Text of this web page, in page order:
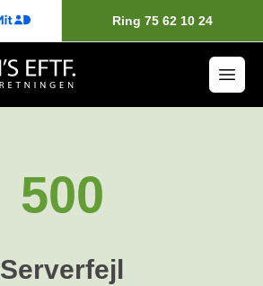
Ring 75 62 10 24
500
Serverfejl